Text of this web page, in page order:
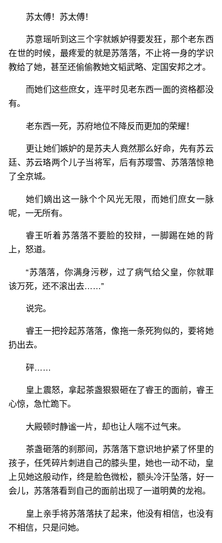
苏太傅！苏太傅！
苏意瑶听到这三个字就嫉妒得要发狂，那个老东西
在世的时候，最疼爱的就是苏落落，不止将一身的学识
教给了她，甚至还偷偷教她文韬武略、定国安邦之才。
而她们这些庶女，连平时见老东西一面的资格都没
有。
老东西一死，苏府地位不降反而更加的荣耀！
更让她们嫉妒的是苏夫人竟然那么好命，先有苏云
廷、苏云珞两个儿子当将军，后有苏璎雪、苏落落惊艳
了全京城。
她们嫡出这一脉个个风光无限，而她们庶女一脉
呢，一无所有。
睿王听着苏落落不要脸的狡辩，一脚踢在她的背
上，怒道。
“苏落落，你满身污秽，过了病气给父皇，你就罪
该万死，还不滚出去……”
说完。
睿王一把拎起苏落落，像拖一条死狗似的，要将她
扔出去。
砰……
皇上震怒，拿起茶盏狠狠砸在了睿王的面前，睿王
心惊，急忙跪下。
大殿顿时静谧一片，却也让人喘不过气来。
茶盏砸落的刹那间，苏落落下意识地护紧了怀里的
孩子，任凭碎片刺进自己的膝头里，她也一动不动，皇
上见她这般动作，终是脸色微松，额头冷汗坠落，好一
会儿，苏落落看到自己的面前出现了一道明黄的龙袍。
皇上亲手将苏落落扶了起来，他没有相信，也没有
不相信，只是问她。